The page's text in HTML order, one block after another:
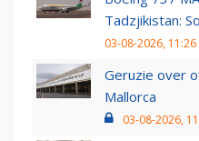
Tadzjikistan:
03-08-2026, 11:26
Geruzie over
Mallorca
03-08-2026,